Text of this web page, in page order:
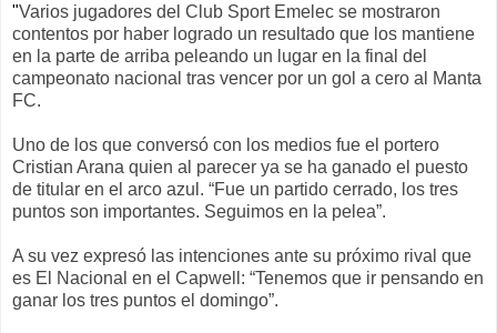
"Varios jugadores del Club Sport Emelec se mostraron
contentos por haber logrado un resultado que los mantiene
en la parte de arriba peleando un lugar en la final del
campeonato nacional tras vencer por un gol a cero al Manta
FC.
Uno de los que conversó con los medios fue el portero
Cristian Arana quien al parecer ya se ha ganado el puesto
de titular en el arco azul. “Fue un partido cerrado, los tres
puntos son importantes. Seguimos en la pelea”.
A su vez expresó las intenciones ante su próximo rival que
es El Nacional en el Capwell: “Tenemos que ir pensando en
ganar los tres puntos el domingo”.